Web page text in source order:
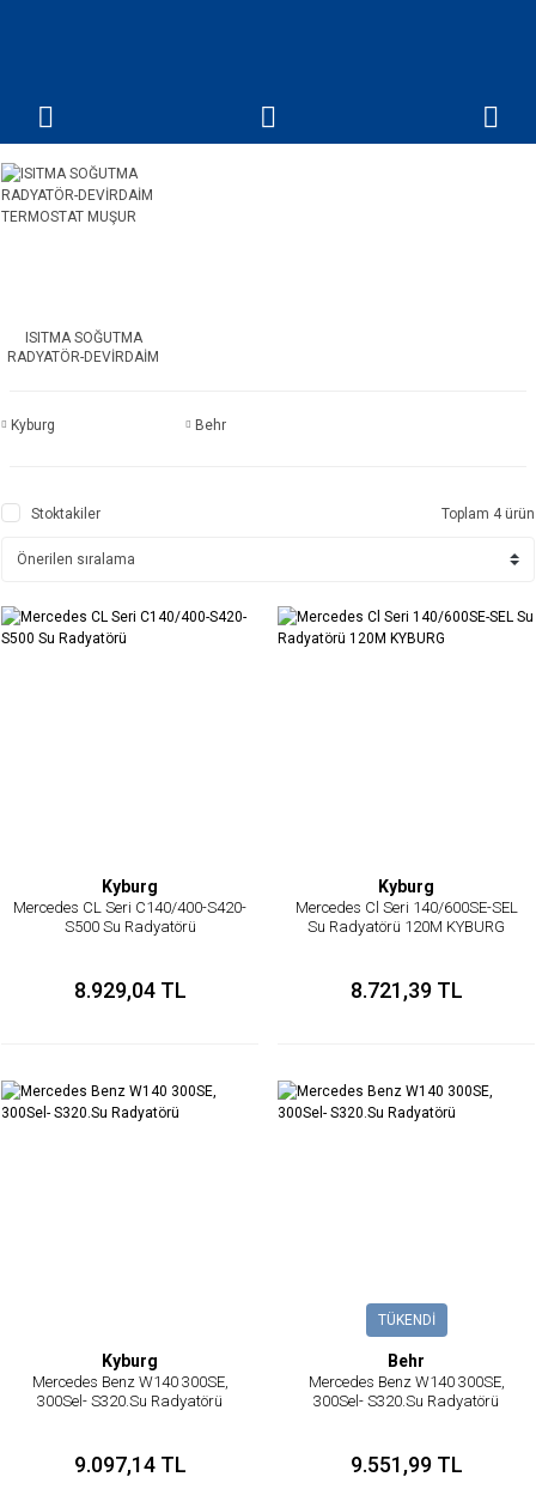
ISITMA SOĞUTMA
RADYATÖR-DEVİRDAİM
Kyburg Behr
Stoktakiler Toplam 4 ürün
Kyburg
Mercedes CL Seri C140/400-S420-
S500 Su Radyatörü
8.929,04 TL
Kyburg
Mercedes Cl Seri 140/600SE-SEL
Su Radyatörü 120M KYBURG
8.721,39 TL
Kyburg
Mercedes Benz W140 300SE,
300Sel- S320.Su Radyatörü
9.097,14 TL
TÜKENDİ
Behr
Mercedes Benz W140 300SE,
300Sel- S320.Su Radyatörü
9.551,99 TL